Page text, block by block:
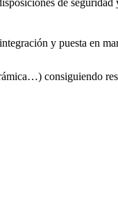
y puesta en
consiguiendo